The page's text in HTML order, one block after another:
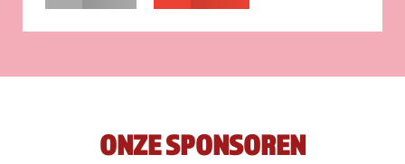
ONZE SPONSOREN